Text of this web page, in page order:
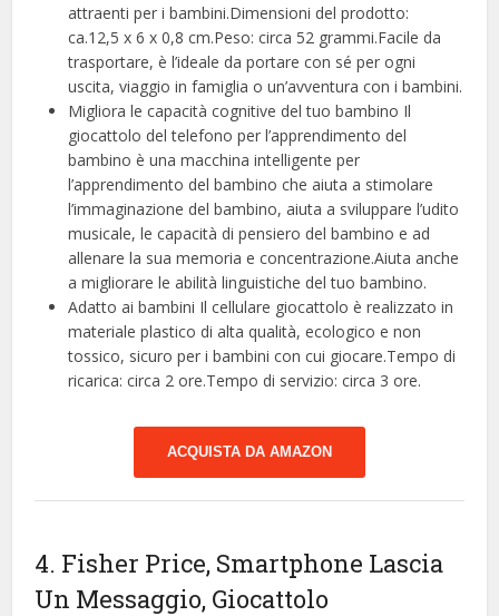
attraenti per i bambini.Dimensioni del prodotto:
ca.12,5 x 6 x 0,8 cm.Peso: circa 52 grammi.Facile da
trasportare, è l’ideale da portare con sé per ogni
uscita, viaggio in famiglia o un’avventura con i bambini.
Migliora le capacità cognitive del tuo bambino Il
giocattolo del telefono per l’apprendimento del
bambino è una macchina intelligente per
l’apprendimento del bambino che aiuta a stimolare
l’immaginazione del bambino, aiuta a sviluppare l’udito
musicale, le capacità di pensiero del bambino e ad
allenare la sua memoria e concentrazione.Aiuta anche
a migliorare le abilità linguistiche del tuo bambino.
Adatto ai bambini Il cellulare giocattolo è realizzato in
materiale plastico di alta qualità, ecologico e non
tossico, sicuro per i bambini con cui giocare.Tempo di
ricarica: circa 2 ore.Tempo di servizio: circa 3 ore.
ACQUISTA DA AMAZON
4. Fisher Price, Smartphone Lascia
Un Messaggio, Giocattolo